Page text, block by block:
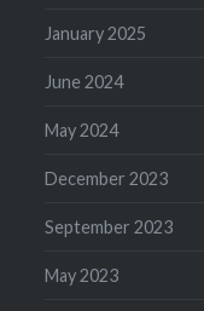
January 2025
June 2024
May 2024
December 2023
September 2023
May 2023